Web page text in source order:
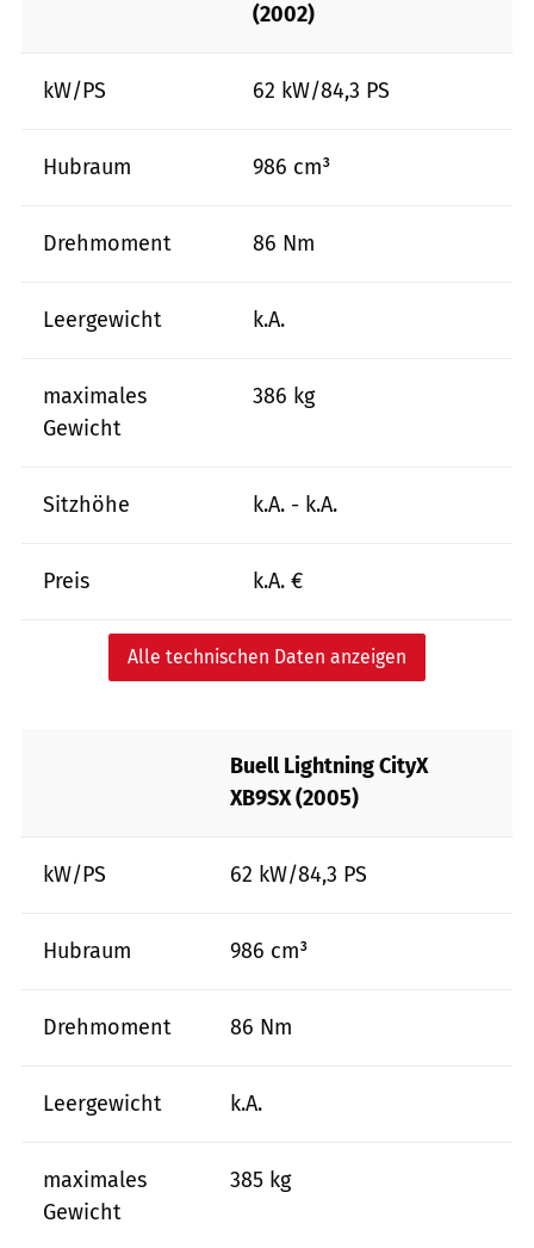
(2002)
kW/PS 62 kW/84,3 PS
Hubraum 986 cm³
Drehmoment 86 Nm
Leergewicht k.A.
maximales
Gewicht
386 kg
Sitzhöhe k.A. - k.A.
Preis k.A. €
Alle technischen Daten anzeigen
Buell Lightning CityX
XB9SX (2005)
kW/PS 62 kW/84,3 PS
Hubraum 986 cm³
Drehmoment 86 Nm
Leergewicht k.A.
maximales
Gewicht
385 kg